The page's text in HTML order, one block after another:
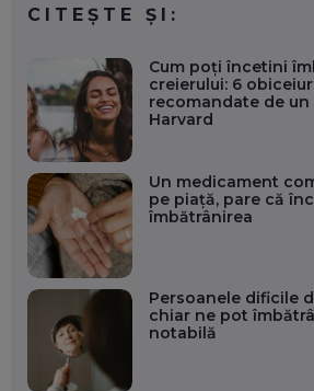
CITEȘTE ȘI:
Cum poți încetini
creierului: 6
recomandate de un
Harvard
Un medicament
pe piață, pare că
îmbătrânirea
Persoanele dificile
chiar ne pot
notabilă